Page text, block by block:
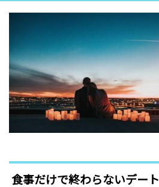
食事だけで終わらないデート